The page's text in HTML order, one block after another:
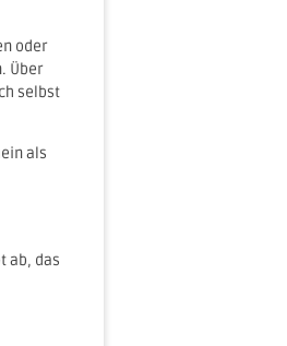
oder
Über
selbst
als
ab, das